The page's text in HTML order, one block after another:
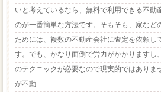
いと考えているなら、無料で利用できる不動
のが一番簡単な方法です。そもそも、家など
ためには、複数の不動産会社に査定を依頼し
す。でも、かなり面倒で労力がかかりますし
のテクニックが必要なので現実的ではありま
が不動...